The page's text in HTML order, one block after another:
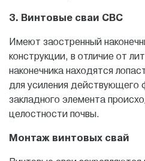
3. Винтовые сваи СВС
Имеют заостренный
конструкции, в отличие от
наконечника находятся
для усиления действующего
закладного элемента
целостности почвы.
Монтаж винтовых свай